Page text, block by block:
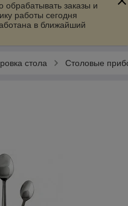
заказы и
работы сегодня
в ближайший
стола Столовые